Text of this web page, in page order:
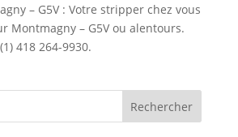
– G5V : Votre stripper chez vous
Montmagny – G5V ou alentours.
418 264-9930.